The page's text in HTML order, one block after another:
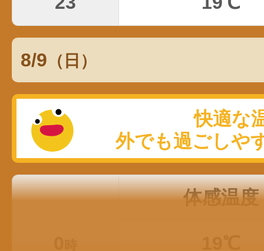
8/9 （日）
体感温度